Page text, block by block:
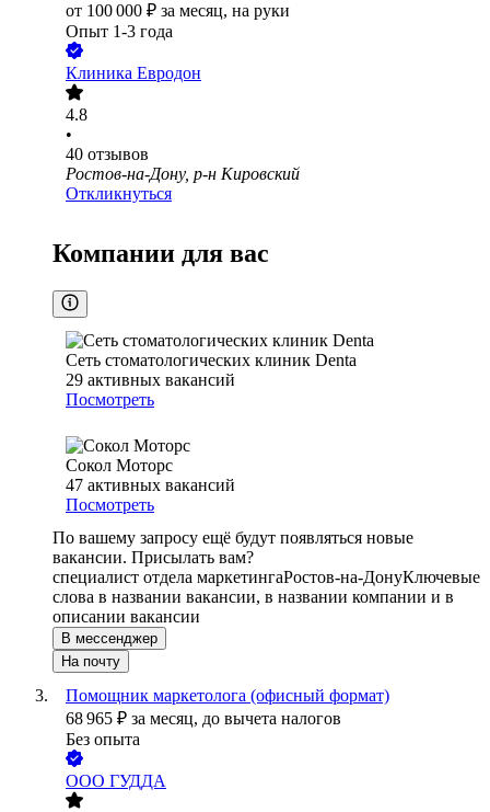
от 100 000 ₽ за месяц, на руки
Опыт 1-3 года
Клиника Евродон
4.8
•
40 отзывов
Ростов-на-Дону, р-н Кировский
Откликнуться
Компании для вас
Сеть стоматологических клиник Denta
29 активных вакансий
Посмотреть
Сокол Моторс
47 активных вакансий
Посмотреть
По вашему запросу ещё будут появляться новые
вакансии. Присылать вам?
специалист отдела маркетингаРостов-на-ДонуКлючевые
слова в названии вакансии, в названии компании и в
описании вакансии
В мессенджер
На почту
Помощник маркетолога (офисный формат)
68 965 ₽ за месяц, до вычета налогов
Без опыта
ООО ГУДДА